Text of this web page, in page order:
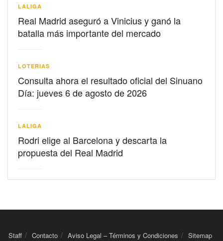
LALIGA
Real Madrid aseguró a Vinicius y ganó la
batalla más importante del mercado
LOTERIAS
Consulta ahora el resultado oficial del Sinuano
Día: jueves 6 de agosto de 2026
LALIGA
Rodri elige al Barcelona y descarta la
propuesta del Real Madrid
Staff Contacto Aviso Legal – Términos y Condiciones Sitemap